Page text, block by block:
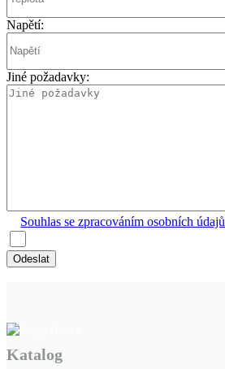
Napětí:
Jiné požadavky:
Souhlas se zpracováním osobních údajů
Odeslat
Katalog